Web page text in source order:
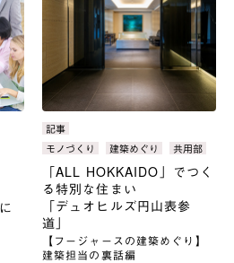
カ
テ
ゴ
リ：
記事
タ
モノづくり 建築めぐり 共用部
「ALL HOKKAIDO」でつく
る特別な住まい
「デュオヒルズ円山表参
道」
【フージャースの建築めぐり】
建築担当の裏話編